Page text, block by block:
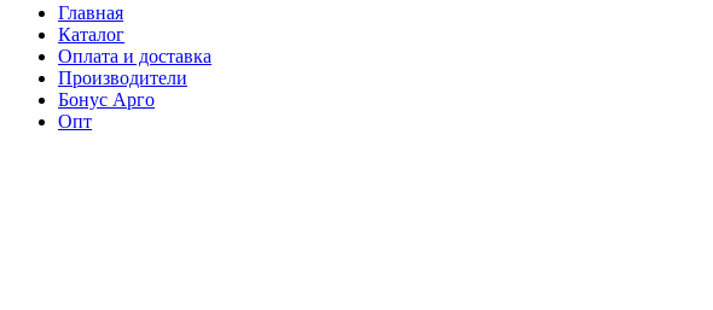
Главная
Каталог
Оплата и доставка
Производители
Бонус Арго
Опт